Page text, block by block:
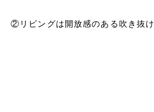
②リビングは開放感のある吹き抜け